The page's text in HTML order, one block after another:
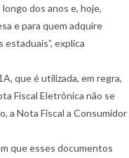
dos anos e, hoje,
e para quem adquire
explica
que é utilizada, em regra,
Fiscal Eletrônica não se
a Nota Fiscal a Consumidor
que esses documentos